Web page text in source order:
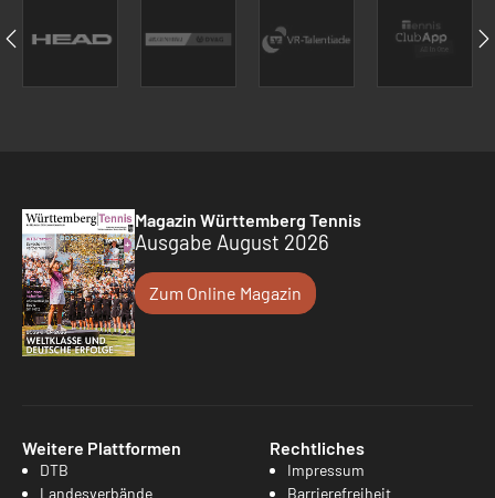
Magazin Württemberg Tennis
Ausgabe August 2026
Zum Online Magazin
Weitere Plattformen
DTB
Landesverbände
Rechtliches
Impressum
Barrierefreiheit